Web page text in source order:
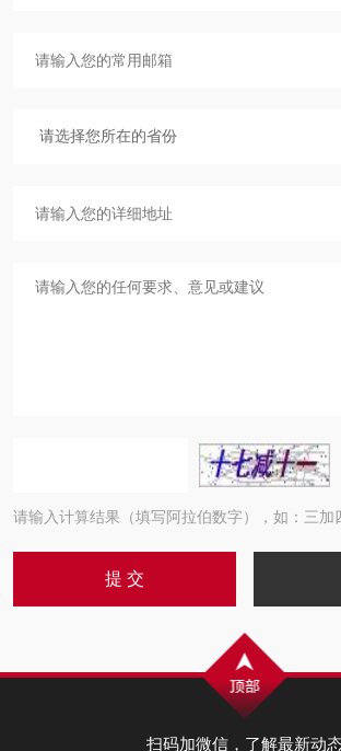
请输入计算结果（填写阿拉伯数字），如：三加
扫码加微信，了解最新动